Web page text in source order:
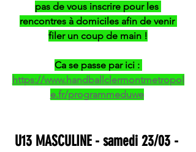
pas de vous inscrire pour les
rencontres à domiciles afin de venir
filer un coup de main !
Ca se passe par ici :
https://www.handballclermontmetropol
e.fr/programmeduwe
U13 MASCULINE - samedi 23/03 -